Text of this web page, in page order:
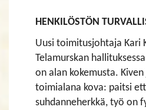
HENKILÖSTÖN
Uusi toimitusjohtaja Kari
Telamurskan
on alan kokemusta.
toimialana kova: paitsi
suhdanneherkkä, työ on